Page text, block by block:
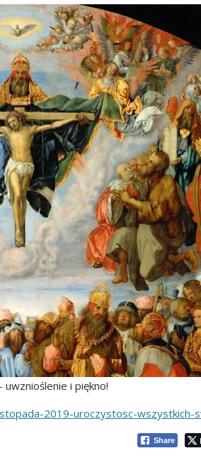
uwznioślenie i piękno!
2019-uroczystosc-wszystkich-
Share